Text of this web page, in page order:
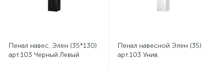
Пенал навес. Элен (35*130)
арт.103 Черный Левый
Пенал навесной Элен (35)
арт.103 Унив.